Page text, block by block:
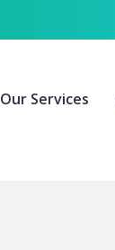
Our Services